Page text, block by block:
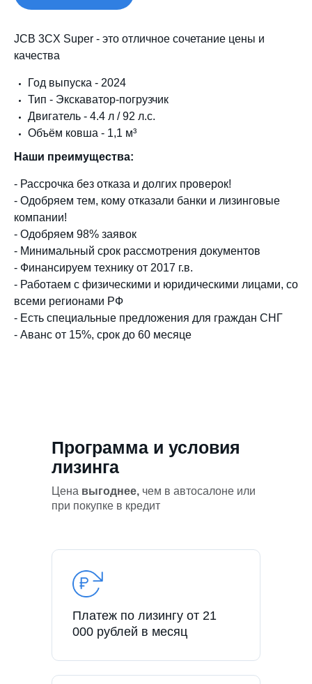
JCB 3CX Super - это отличное сочетание цены и
качества
Год выпуска - 2024
Тип - Экскаватор-погрузчик
Двигатель - 4.4 л / 92 л.с.
Объём ковша - 1,1 м³
Наши преимущества:
- Рассрочка без отказа и долгих проверок!
- Одобряем тем, кому отказали банки и лизинговые
компании!
- Одобряем 98% заявок
- Минимальный срок рассмотрения документов
- Финансируем технику от 2017 г.в.
- Работаем с физическими и юридическими лицами, со
всеми регионами РФ
- Есть специальные предложения для граждан СНГ
- Аванс от 15%, срок до 60 месяце
Программа и условия
лизинга
Цена выгоднее, чем в автосалоне или
при покупке в кредит
Платеж по лизингу от 21
000 рублей в месяц